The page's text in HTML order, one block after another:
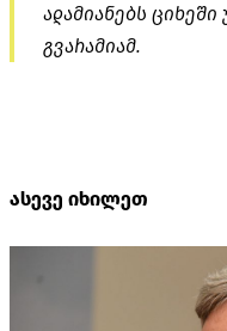
ადამიანებს ციხეში
გვარამიამ.
ასევე იხილეთ